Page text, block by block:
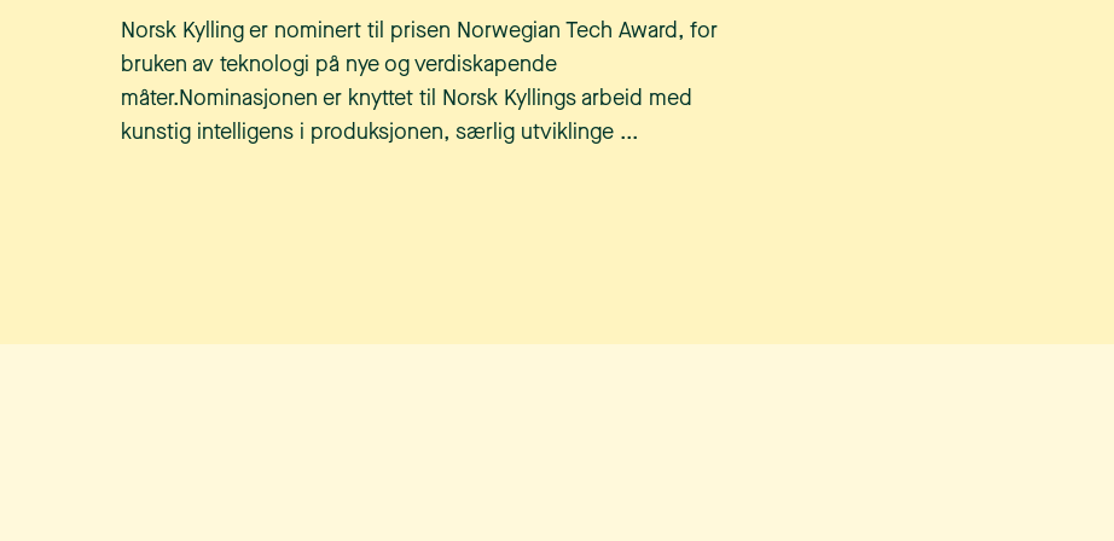
Norsk Kylling er nominert til prisen Norwegian Tech Award, for
bruken av teknologi på nye og verdiskapende
måter.Nominasjonen er knyttet til Norsk Kyllings arbeid med
kunstig intelligens i produksjonen, særlig utviklinge ...